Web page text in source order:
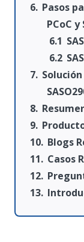
Pasos
PCoC y
Blogs
Casos